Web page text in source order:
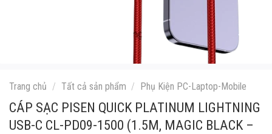
Trang chủ / Tất cả sản phẩm / Phụ Kiện PC-Laptop-Mobile
CÁP SẠC PISEN QUICK PLATINUM LIGHTNING
USB-C CL-PD09-1500 (1.5M, MAGIC BLACK –